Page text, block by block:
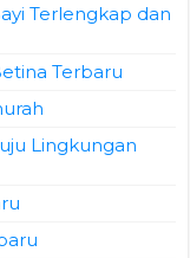
Terlengkap dan
Terbaru
Lingkungan